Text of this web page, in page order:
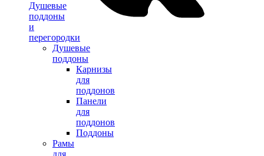
Душевые
поддоны
и
перегородки
Душевые
поддоны
Карнизы
для
поддонов
Панели
для
поддонов
Поддоны
Рамы